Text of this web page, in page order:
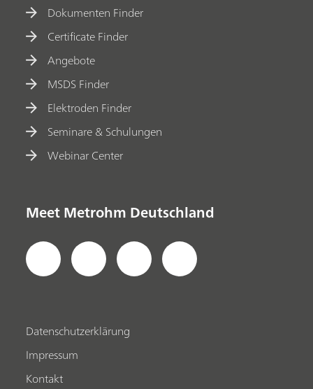
Dokumenten Finder
Certificate Finder
Angebote
MSDS Finder
Elektroden Finder
Seminare & Schulungen
Webinar Center
Meet Metrohm Deutschland
Datenschutzerklärung
Impressum
Kontakt